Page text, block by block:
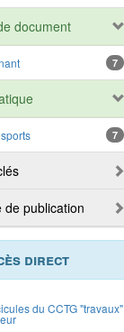
document
7
7
de publication
direct
du CCTG "travaux"